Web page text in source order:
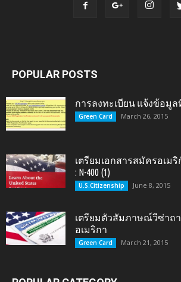
POPULAR POSTS
การลงทะเบียน แจ้งข้อมูล
Green Card March 26, 2015
เตรียมเอกสารสมัครอเมริ
: N-400 (1)
U.S.Citizenship June 8, 2015
เตรียมตัวสัมภาษณ์วีซ่าถาว
อเมริกา
Green Card March 21, 2015